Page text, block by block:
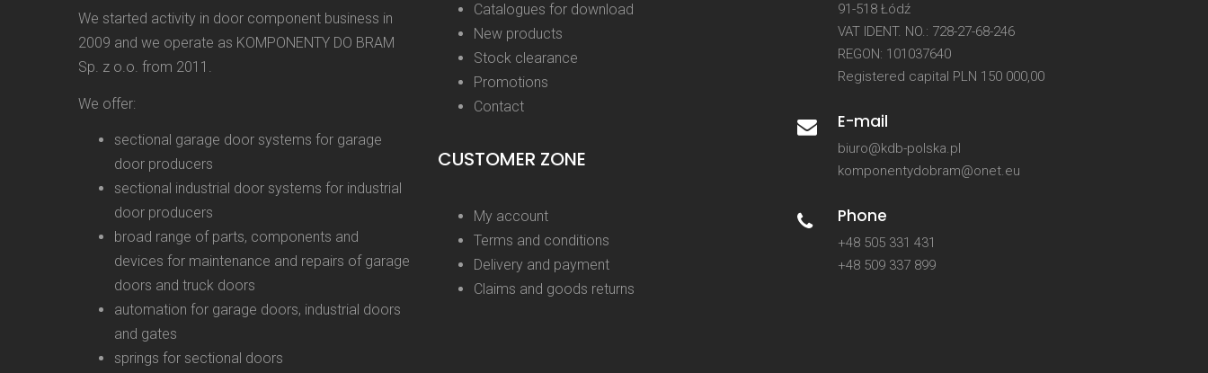
We started activity in door component business in
2009 and we operate as KOMPONENTY DO BRAM
Sp. z o.o. from 2011.
We offer:
sectional garage door systems for garage
door producers
sectional industrial door systems for industrial
door producers
broad range of parts, components and
devices for maintenance and repairs of garage
doors and truck doors
automation for garage doors, industrial doors
and gates
springs for sectional doors
Catalogues for download
New products
Stock clearance
Promotions
Contact
CUSTOMER ZONE
My account
Terms and conditions
Delivery and payment
Claims and goods returns
91-518 Łódź
VAT IDENT. NO.: 728-27-68-246
REGON: 101037640
Registered capital PLN 150 000,00
E-mail
biuro@kdb-polska.pl
komponentydobram@onet.eu
Phone
+48 505 331 431
+48 509 337 899